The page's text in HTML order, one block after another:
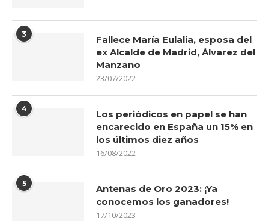
3
Fallece María Eulalia, esposa del
ex Alcalde de Madrid, Álvarez del
Manzano
23/07/2022
4
Los periódicos en papel se han
encarecido en España un 15% en
los últimos diez años
16/08/2022
5
Antenas de Oro 2023: ¡Ya
conocemos los ganadores!
17/10/2023